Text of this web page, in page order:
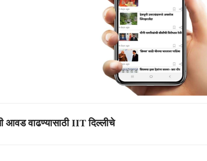
आवड वाढण्यासाठी IIT दिल्लीचे